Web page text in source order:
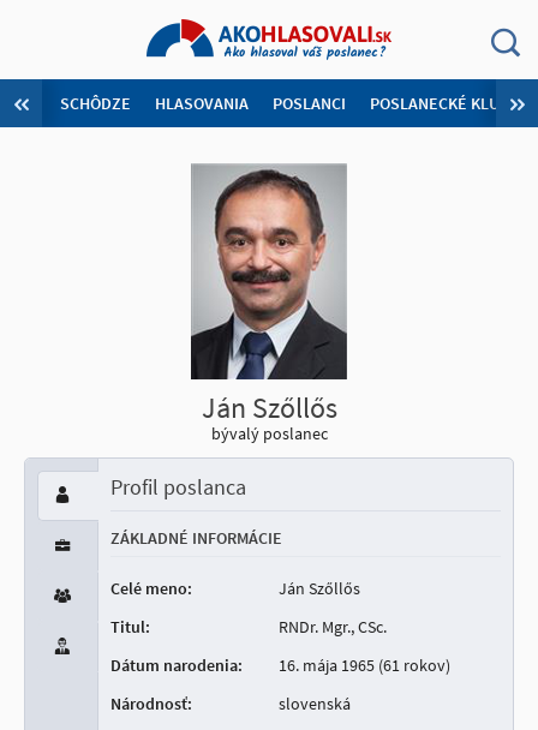
SCHÔDZE HLASOVANIA POSLANCI POSLANECKÉ KLUBY
Ján Szőllős
bývalý poslanec
Profil poslanca
ZÁKLADNÉ INFORMÁCIE
Celé meno:
Ján Szőllős
Titul:
RNDr. Mgr., CSc.
Dátum narodenia:
16. mája 1965 (61 rokov)
Národnosť:
slovenská